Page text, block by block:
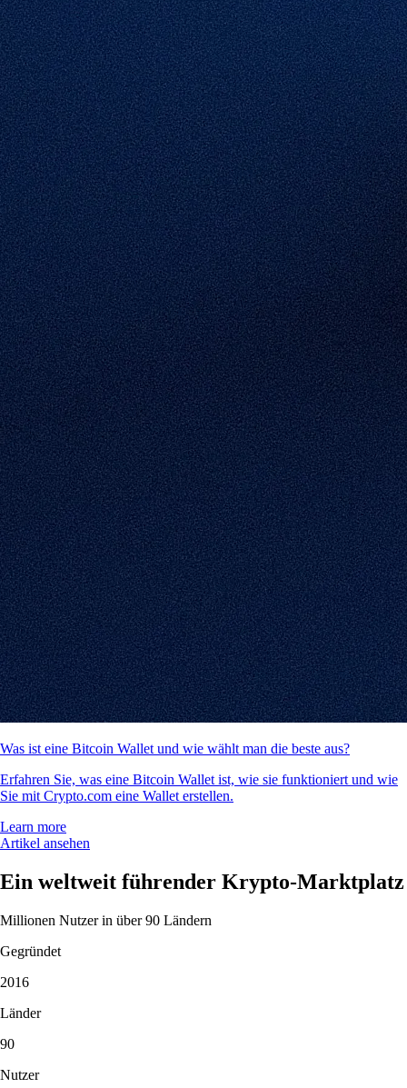
Was ist eine Bitcoin Wallet und wie wählt man die beste aus?
Erfahren Sie, was eine Bitcoin Wallet ist, wie sie funktioniert und wie
Sie mit Crypto.com eine Wallet erstellen.
Learn more
Artikel ansehen
Ein weltweit führender Krypto-Marktplatz
Millionen Nutzer in über 90 Ländern
Gegründet
2016
Länder
90
Nutzer